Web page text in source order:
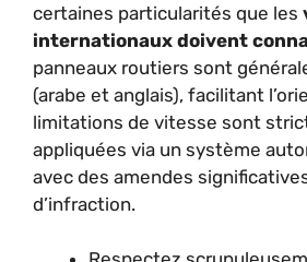
certaines particularités que les
internationaux doivent
panneaux routiers sont
(arabe et anglais), facilitant
limitations de vitesse sont
appliquées via un système
avec des amendes
d’infraction.